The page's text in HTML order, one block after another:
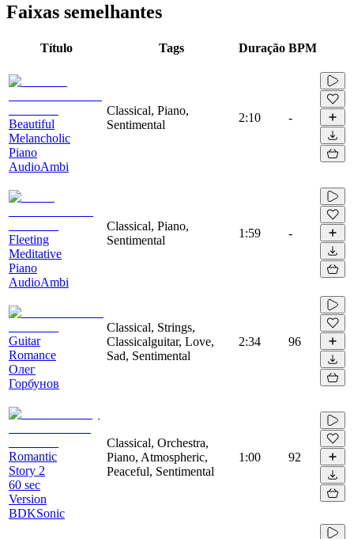
Faixas semelhantes
Título Tags Duração BPM
Beautiful
Melancholic
Piano
AudioAmbi
Classical, Piano,
Sentimental
2:10 -
Fleeting
Meditative
Piano
AudioAmbi
Classical, Piano,
Sentimental
1:59 -
Guitar
Romance
Олег
Горбунов
Classical, Strings,
Classicalguitar, Love,
Sad, Sentimental
2:34 96
Romantic
Story 2
60 sec
Version
BDKSonic
Classical, Orchestra,
Piano, Atmospheric,
Peaceful, Sentimental
1:00 92